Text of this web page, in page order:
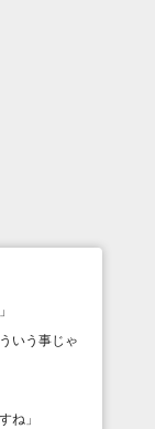
」
いう事じゃ
ね 」